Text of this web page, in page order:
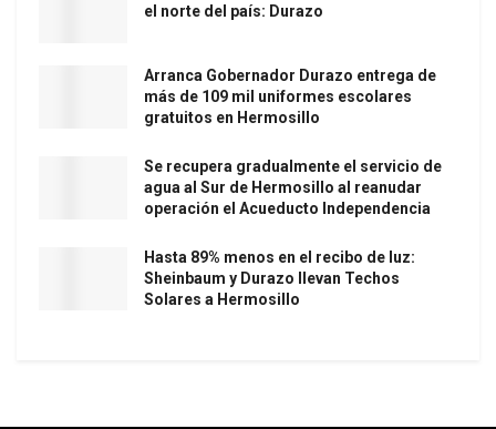
el norte del país: Durazo
Arranca Gobernador Durazo entrega de
más de 109 mil uniformes escolares
gratuitos en Hermosillo
Se recupera gradualmente el servicio de
agua al Sur de Hermosillo al reanudar
operación el Acueducto Independencia
Hasta 89% menos en el recibo de luz:
Sheinbaum y Durazo llevan Techos
Solares a Hermosillo